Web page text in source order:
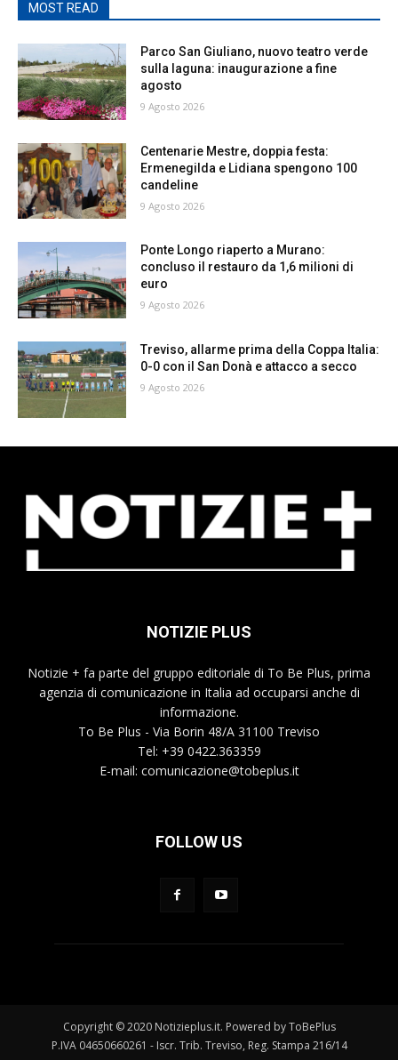
MOST READ
Parco San Giuliano, nuovo teatro verde
sulla laguna: inaugurazione a fine
agosto
9 Agosto 2026
Centenarie Mestre, doppia festa:
Ermenegilda e Lidiana spengono 100
candeline
9 Agosto 2026
Ponte Longo riaperto a Murano:
concluso il restauro da 1,6 milioni di
euro
9 Agosto 2026
Treviso, allarme prima della Coppa Italia:
0-0 con il San Donà e attacco a secco
9 Agosto 2026
NOTIZIE PLUS
Notizie + fa parte del gruppo editoriale di To Be Plus, prima
agenzia di comunicazione in Italia ad occuparsi anche di
informazione.
To Be Plus - Via Borin 48/A 31100 Treviso
Tel: +39 0422.363359
E-mail: comunicazione@tobeplus.it
FOLLOW US
Copyright © 2020 Notizieplus.it. Powered by ToBePlus
P.IVA 04650660261 - Iscr. Trib. Treviso, Reg. Stampa 216/14